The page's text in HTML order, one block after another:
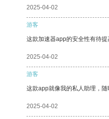
2025-04-02
游客
这款加速器app的安全性有待提
2025-04-02
游客
这款app就像我的私人助理，随
2025-04-02